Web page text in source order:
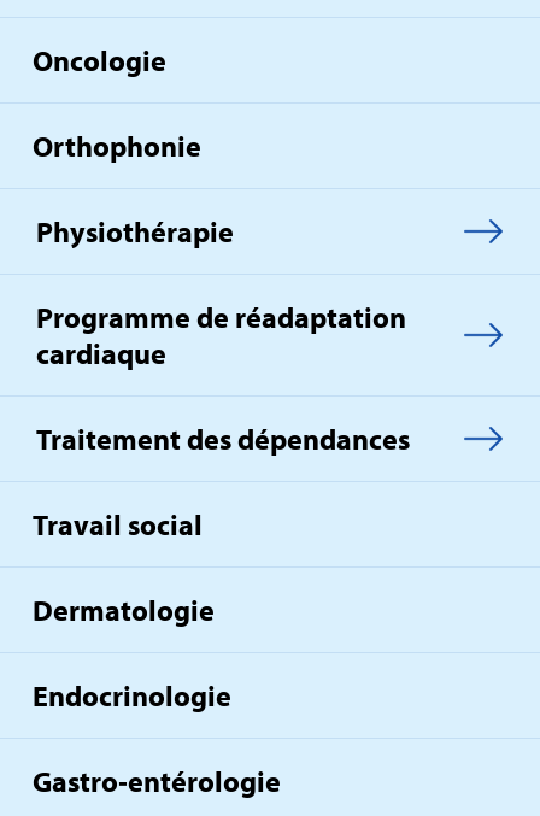
Oncologie
Orthophonie
Physiothérapie
Programme de réadaptation
cardiaque
Traitement des dépendances
Travail social
Dermatologie
Endocrinologie
Gastro‑entérologie